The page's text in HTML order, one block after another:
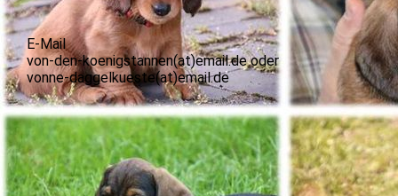
E-Mail
von-den-koenigstannen(at)email.de oder
vonne-daggelkueste(at)email.de